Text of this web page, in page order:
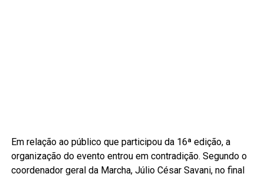
Em relação ao público que participou da 16ª edição, a
organização do evento entrou em contradição. Segundo o
coordenador geral da Marcha, Júlio César Savani, no final